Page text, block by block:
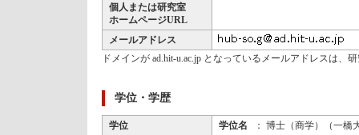
個人または研究室
ホームページURL
メールアドレス
ドメインが ad.hit-u.ac.jp となっているメールアドレスは、
学位・学歴
学位 学位名 ： 博士（商学）（一橋